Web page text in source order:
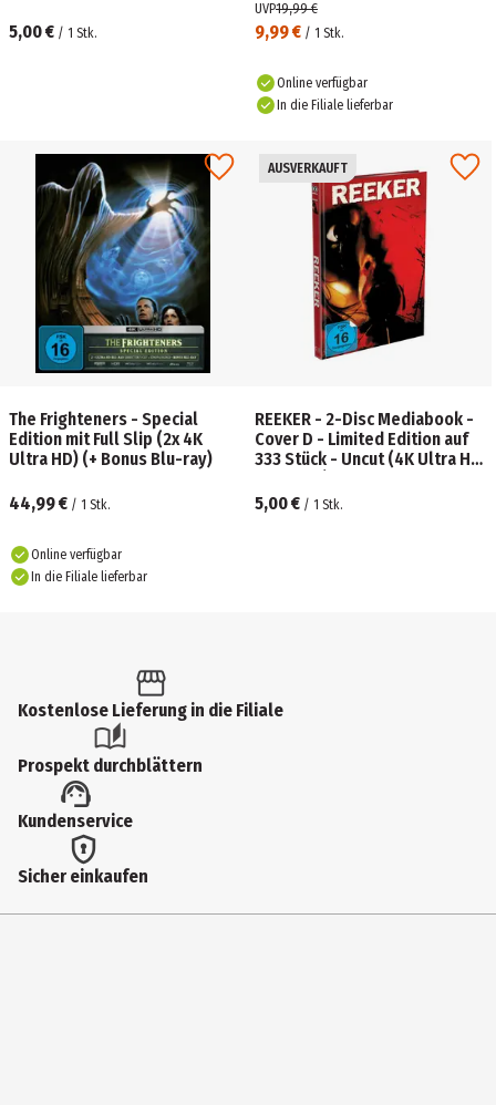
Limited 500 Edition –
5,00 € / 1 Stk. 9,99 € / 1 Stk.
UVP19,99 €
Online verfügbar
In die Filiale lieferbar
The Frighteners - Special
Edition mit Full Slip (2x 4K
Ultra HD) (+ Bonus Blu-ray)
44,99 € / 1 Stk.
Online verfügbar
In die Filiale lieferbar
AUSVERKAUFT
REEKER - 2-Disc Mediabook -
Cover D - Limited Edition auf
333 Stück - Uncut (4K Ultra HD
5,00 € / 1 Stk.
Kostenlose Lieferung in die Filiale
Prospekt durchblättern
Kundenservice
Sicher einkaufen